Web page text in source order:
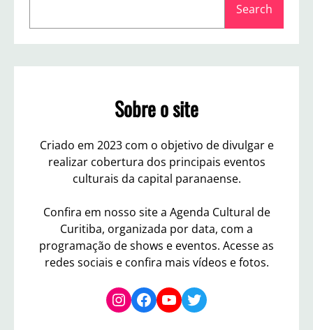
G
r
a
r
c
Search
Sobre o site
Criado em 2023 com o objetivo de divulgar e
realizar cobertura dos principais eventos
culturais da capital paranaense.
Confira em nosso site a Agenda Cultural de
Curitiba, organizada por data, com a
programação de shows e eventos. Acesse as
redes sociais e confira mais vídeos e fotos.
Instagram Facebook YouTube Twitter